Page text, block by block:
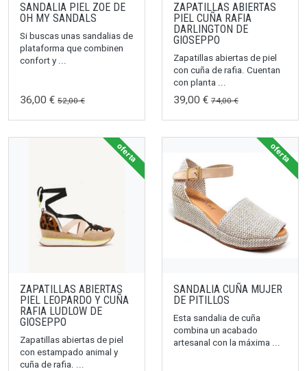
SANDALIA PIEL ZOE DE
OH MY SANDALS
Si buscas unas sandalias de
plataforma que combinen
confort y ...
36,00 € 52,00 €
ZAPATILLAS ABIERTAS
PIEL CUÑA RAFIA
DARLINGTON DE
GIOSEPPO
Zapatillas abiertas de piel
con cuña de rafia. Cuentan
con planta ...
39,00 € 74,00 €
ZAPATILLAS ABIERTAS
PIEL LEOPARDO Y CUÑA
RAFIA LUDLOW DE
GIOSEPPO
Zapatillas abiertas de piel
con estampado animal y
cuña de rafia. ...
oferta
SANDALIA CUÑA MUJER
DE PITILLOS
Esta sandalia de cuña
combina un acabado
artesanal con la máxima ...
oferta